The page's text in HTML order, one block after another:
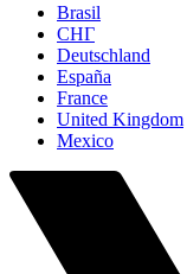
Brasil
СНГ
Deutschland
España
France
United Kingdom
Mexico